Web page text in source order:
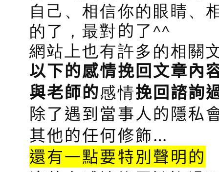
自己、相信你的眼睛、
的了，最對的了^^
網站上也有許多的相關
以下的感情挽回文章內
與老師的感情挽回諮詢
除了遇到當事人的隱私
其他的任何修飾…
還有一點要特別聲明的